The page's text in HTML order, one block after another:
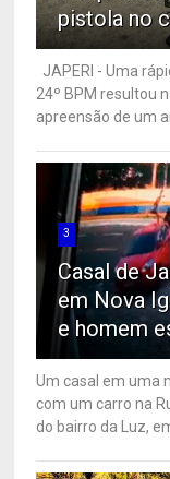
pistola no
JAPERI - Uma
24º BPM resultou
apreensão de um
3
Casal de
em Nova
e homem
Um casal em uma
com um carro na
do bairro da Luz,